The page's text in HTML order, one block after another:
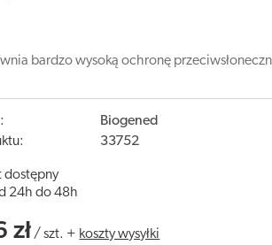
bardzo wysoką ochronę
Biogened
33752
dostępny
24h do 48h
zł /szt. + koszty wysyłki